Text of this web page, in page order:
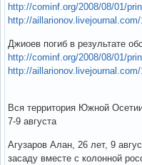
http://cominf.org/2008/08/01/
http://aillarionov.livejournal.com/
Джиоев погиб в результате
http://cominf.org/2008/08/01/
http://aillarionov.livejournal.com/
Вся территория Южной
7-9 августа
Агузаров Алан, 26 лет, 9
засаду вместе с колонной